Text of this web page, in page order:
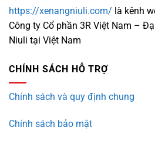
https://xenangniuli.com/ là kênh
Công ty Cổ phần 3R Việt Nam –
Niuli tại Việt Nam
CHÍNH SÁCH HỖ TRỢ
Chính sách và quy định chung
Chính sách bảo mật